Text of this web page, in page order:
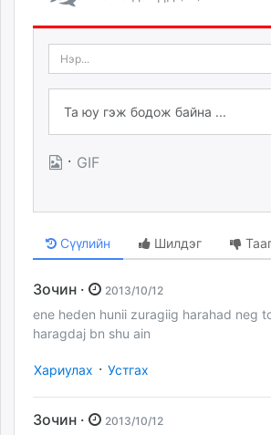
· GIF
Сүүлийн Шилдэг
Зочин · 2013/10/12
ene heden hunii zuragiig harahad neg
haragdaj bn shu ain
Хариулах · Устгах
Зочин · 2013/10/12